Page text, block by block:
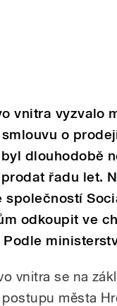
vnitra vyzvalo
o
dlouhodobě
řadu let.
společností
odkoupit ve
vnitra se na
města